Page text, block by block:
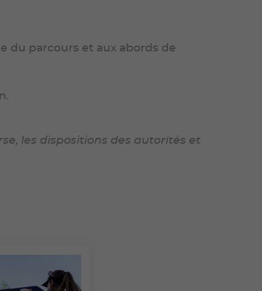
du parcours et aux abords de
les dispositions des autorités et